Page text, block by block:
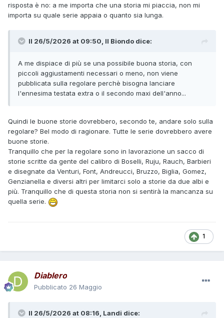
risposta è no: a me importa che una storia mi piaccia, non mi
importa su quale serie appaia o quanto sia lunga.
Il 26/5/2026 at 09:50, Il Biondo dice:
A me dispiace di più se una possibile buona storia, con
piccoli aggiustamenti necessari o meno, non viene
pubblicata sulla regolare perchè bisogna lanciare
l'ennesima testata extra o il secondo maxi dell'anno...
Quindi le buone storie dovrebbero, secondo te, andare solo sulla
regolare? Bel modo di ragionare. Tutte le serie dovrebbero avere
buone storie.
Tranquillo che per la regolare sono in lavorazione un sacco di
storie scritte da gente del calibro di Boselli, Ruju, Rauch, Barbieri
e disegnate da Venturi, Font, Andreucci, Bruzzo, Biglia, Gomez,
Genzianella e diversi altri per limitarci solo a storie da due albi e
più. Tranquillo che di questa storia non si sentirà la mancanza su
quella serie.
1
Diablero
Pubblicato 26 Maggio
Il 26/5/2026 at 08:16, Landi dice: